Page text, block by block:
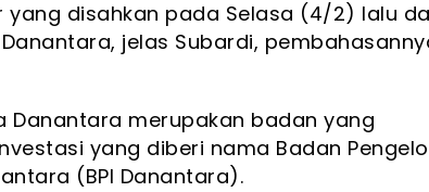
yang disahkan pada Selasa (4/2) lalu
jelas Subardi,
Danantara merupakan badan yang
yang diberi nama Badan
(BPI Danantara).